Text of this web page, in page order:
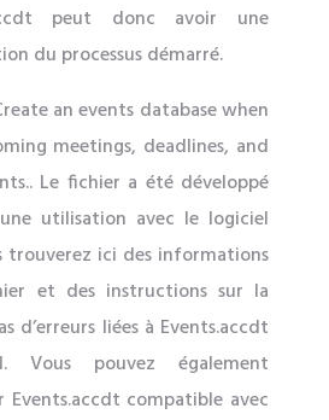
peut donc avoir une
du processus démarré.
an events database when
meetings, deadlines, and
Le fichier a été développé
utilisation avec le logiciel
trouverez ici des informations
et des instructions sur la
d’erreurs liées à Events.accdt
Vous pouvez également
compatible avec